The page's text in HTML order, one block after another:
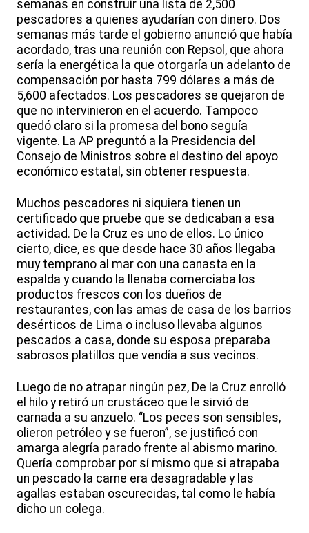
semanas en construir una lista de 2,500
pescadores a quienes ayudarían con dinero. Dos
semanas más tarde el gobierno anunció que había
acordado, tras una reunión con Repsol, que ahora
sería la energética la que otorgaría un adelanto de
compensación por hasta 799 dólares a más de
5,600 afectados. Los pescadores se quejaron de
que no intervinieron en el acuerdo. Tampoco
quedó claro si la promesa del bono seguía
vigente. La AP preguntó a la Presidencia del
Consejo de Ministros sobre el destino del apoyo
económico estatal, sin obtener respuesta.
Muchos pescadores ni siquiera tienen un
certificado que pruebe que se dedicaban a esa
actividad. De la Cruz es uno de ellos. Lo único
cierto, dice, es que desde hace 30 años llegaba
muy temprano al mar con una canasta en la
espalda y cuando la llenaba comerciaba los
productos frescos con los dueños de
restaurantes, con las amas de casa de los barrios
desérticos de Lima o incluso llevaba algunos
pescados a casa, donde su esposa preparaba
sabrosos platillos que vendía a sus vecinos.
Luego de no atrapar ningún pez, De la Cruz enrolló
el hilo y retiró un crustáceo que le sirvió de
carnada a su anzuelo. “Los peces son sensibles,
olieron petróleo y se fueron”, se justificó con
amarga alegría parado frente al abismo marino.
Quería comprobar por sí mismo que si atrapaba
un pescado la carne era desagradable y las
agallas estaban oscurecidas, tal como le había
dicho un colega.